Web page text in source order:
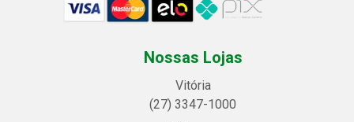
Nossas Lojas
Vitória
(27) 3347-1000